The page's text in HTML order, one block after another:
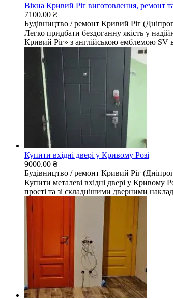
Вікна Кривий Ріг виготовлення, ремонт
7100.00 ₴
Будівництво / ремонт Кривий Ріг
Легко придбати бездоганну якість у
Кривий Ріг» з англійською емблемою SV
Купити вхідні двері у Кривому Розі
9000.00 ₴
Будівництво / ремонт Кривий Ріг
Купити металеві вхідні двері у Кривому
прості та зі складнішими дверними